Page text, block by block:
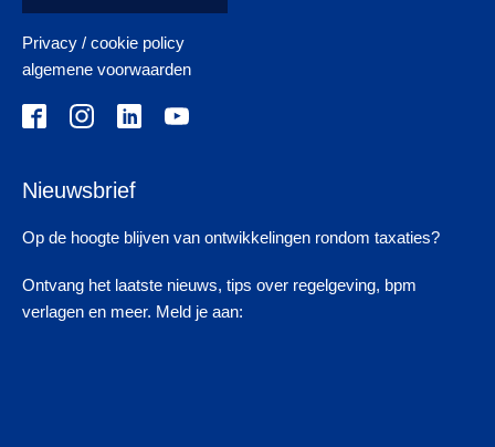
Privacy / cookie policy
algemene voorwaarden
Nieuwsbrief
Op de hoogte blijven van ontwikkelingen rondom taxaties?
Ontvang het laatste nieuws, tips over regelgeving, bpm
verlagen en meer. Meld je aan: